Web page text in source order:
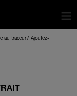
au traceur
Ajoutez-